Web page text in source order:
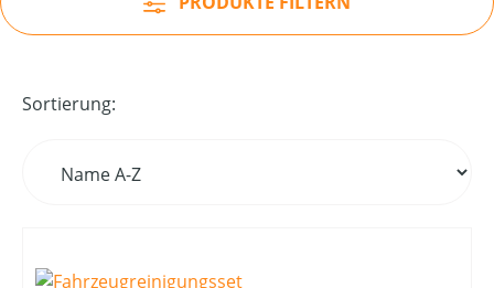
Sortierung: